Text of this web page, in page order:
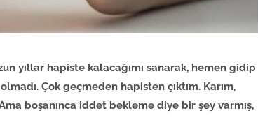
yıllar hapiste kalacağımı sanarak, hemen gidip
Çok geçmeden hapisten çıktım. Karım,
boşanınca iddet bekleme diye bir şey varmış,